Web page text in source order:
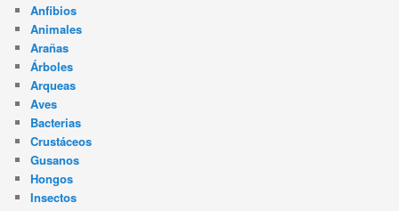
Anfibios
Animales
Arañas
Árboles
Arqueas
Aves
Bacterias
Crustáceos
Gusanos
Hongos
Insectos